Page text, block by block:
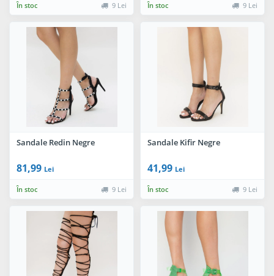
În stoc 9 Lei În stoc 9 Lei
Sandale Redin Negre
81,99 Lei
În stoc 9 Lei
Sandale Kifir Negre
41,99 Lei
În stoc 9 Lei